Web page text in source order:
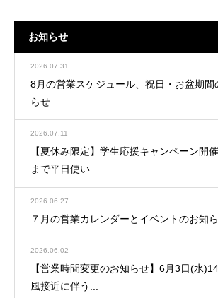
お知らせ
2026.07.31
8月の営業スケジュール、祝日・お盆期間
らせ
2026.07.11
【夏休み限定】学生応援キャンペーン開
まで平日使い...
2026.06.27
７月の営業カレンダーとイベントのお知
2026.06.02
【営業時間変更のお知らせ】6月3日(水
風接近に伴う...